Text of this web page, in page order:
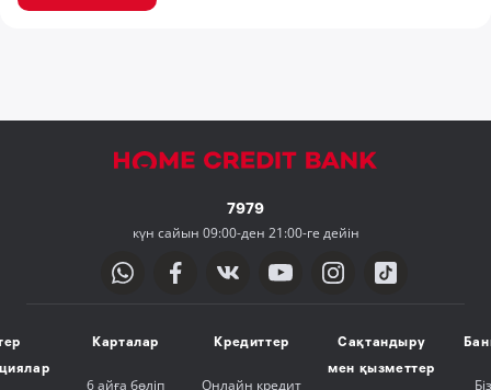
7979
күн сайын 09:00-ден 21:00-ге дейін
Карталар
6 айға бөліп
Кредиттер
Онлайн кредит
Сақтандыру
мен қызметтер